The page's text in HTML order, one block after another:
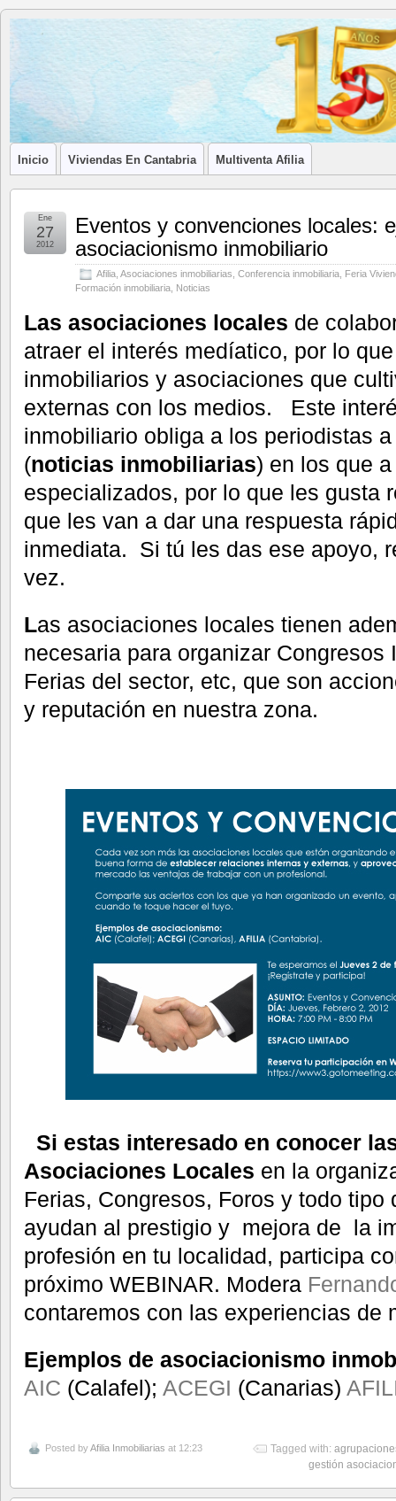
Blog de
Afilia
Inmobiliarias
LA ASOCIACIÓN DE LOS PROFESIONALES INMOBILIARIOS
Inicio Viviendas En Cantabria Multiventa Afilia
Eventos y convenciones locales:
asociacionismo inmobiliario
Afilia Asociaciones inmobiliarias Conferencia inmobiliaria Feria
Formación inmobiliaria Noticias
Ene
27
2012
Las asociaciones locales de
atraer el interés medíatico, por lo
inmobiliarios y asociaciones que
externas con los medios. Este
inmobiliario obliga a los periodistas
(noticias inmobiliarias) en los que
especializados, por lo que les gusta
que les van a dar una respuesta
inmediata. Si tú les das ese apoyo,
vez.
Las asociaciones locales tienen
necesaria para organizar Congresos
Ferias del sector, etc, que son
y reputación en nuestra zona.
Si estas interesado en conocer
Asociaciones Locales en la
Ferias, Congresos, Foros y todo tipo
ayudan al prestigio y mejora de la
profesión en tu localidad, participa
próximo WEBINAR. Modera
contaremos con las experiencias de
Ejemplos de asociacionismo
AIC (Calafel); ACEGI (Canarias)
Posted byAfilia Inmobiliarias at 12:23 Tagged with:
gestión